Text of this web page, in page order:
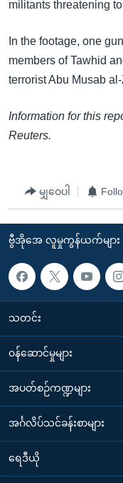
သို့
ကျော်
ရန်
militants threatening
In the footage, one
members of Tawhid
terrorist Abu Musab
Information for this
Reuters.
မျှဝေပါ
ဗွီအိုအေ လူမှုကွန်ယက်များ
သတင်း
၀န်ဆောင်မှုများ
အပတ်စဉ်ကဏ္ဍများ
အင်္ဂလိပ်သင်ခန်းစာများ
ရေဒီယို